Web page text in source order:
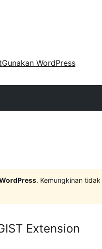
Gunakan WordPress
. Kemungkinan
Extension